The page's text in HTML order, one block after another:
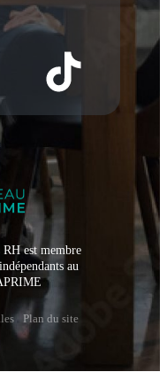
est membre
au
Plan du site